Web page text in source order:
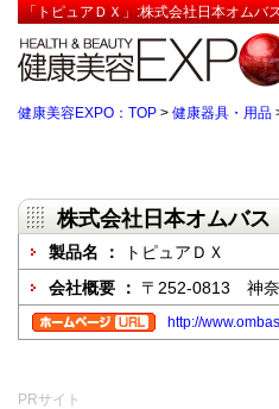
「トピュアＤＸ」:株式会社日本オムバ
健康美容EXPO：TOP > 健康器具・用品
株式会社日本オムバス
製品名 ：
トピュアＤＸ
会社概要 ： 〒252-0813 神
http://
PRサイト